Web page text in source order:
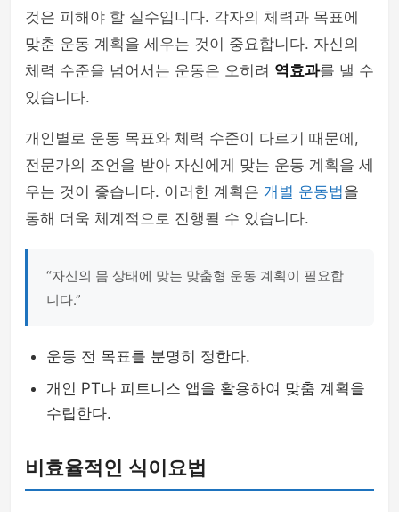
것은 피해야 할 실수입니다. 각자의 체력과 목표에
맞춘 운동 계획을 세우는 것이 중요합니다. 자신의
체력 수준을 넘어서는 운동은 오히려 역효과를 낼 수
있습니다.
개인별로 운동 목표와 체력 수준이 다르기 때문에,
전문가의 조언을 받아 자신에게 맞는 운동 계획을 세
우는 것이 좋습니다. 이러한 계획은 개별 운동법을
통해 더욱 체계적으로 진행될 수 있습니다.
“자신의 몸 상태에 맞는 맞춤형 운동 계획이 필요합
니다.”
운동 전 목표를 분명히 정한다.
개인 PT나 피트니스 앱을 활용하여 맞춤 계획을
수립한다.
비효율적인 식이요법